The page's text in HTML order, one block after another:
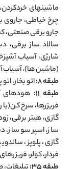
ماشینهای
چرخ خیاطی،
جارو برقی صنعتی،
سالاد ساز برقی،
شارژی، آسیاب
(ماشین ها)، آسیاب
طبقه 8:
اتو بخار،
طبقه 11:
هودهای
فریزرها، سرخ کن(با
گازی، هیتر برقی،
ساز، اسپرسو ساز،
گازی، پلوپز،
فردار، کولر،